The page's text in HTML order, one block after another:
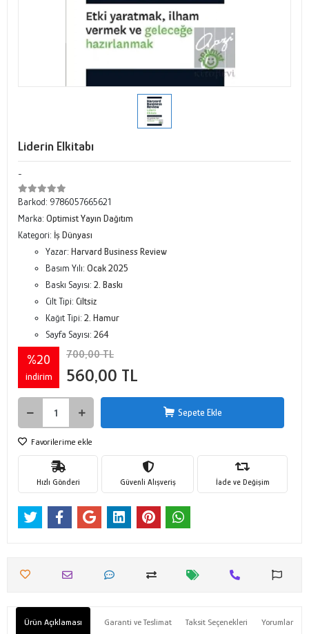
Liderin Elkitabı
-
Barkod: 9786057665621
Marka: Optimist Yayın Dağıtım
Kategori: İş Dünyası
Yazar: Harvard Business Review
Basım Yılı: Ocak 2025
Baskı Sayısı: 2. Baskı
Cilt Tipi: Ciltsiz
Kağıt Tipi: 2. Hamur
Sayfa Sayısı: 264
%20
indirim
700,00 TL
560,00 TL
Sepete Ekle
Favorilerime ekle
Hızlı Gönderi Güvenli Alışveriş İade ve Değişim
Ürün Açıklaması Garanti ve Teslimat Taksit Seçenekleri Yorumlar